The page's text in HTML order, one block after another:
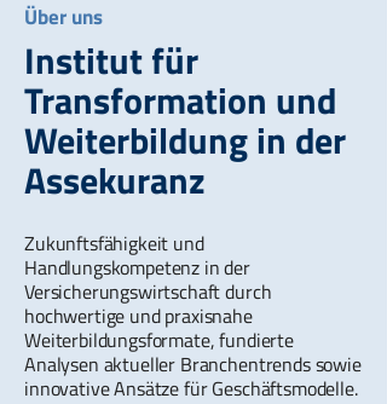
Über uns
Institut für
Transformation und
Weiterbildung in der
Assekuranz
Zukunftsfähigkeit und
Handlungskompetenz in der
Versicherungswirtschaft durch
hochwertige und praxisnahe
Weiterbildungsformate, fundierte
Analysen aktueller Branchentrends sowie
innovative Ansätze für Geschäftsmodelle.